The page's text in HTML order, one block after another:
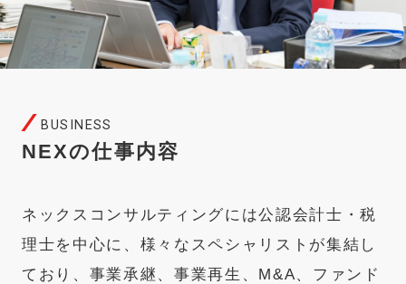
NEXの仕事内容
BUSINESS
ネックスコンサルティングには公認会計士・税
理士を中心に、様々なスペシャリストが集結し
ており、事業承継、事業再生、M&A、ファンド